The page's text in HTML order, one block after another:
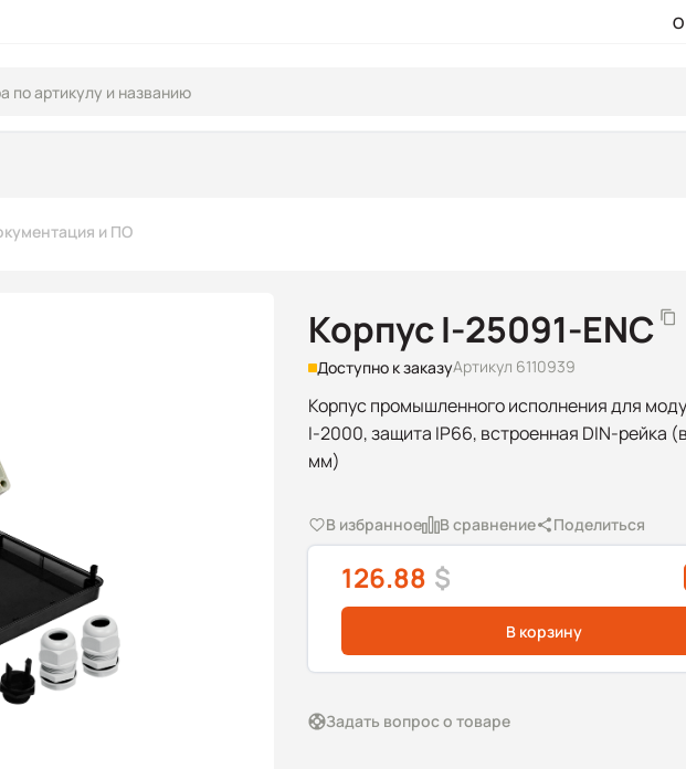
О
и ПО
Корпус I-25091-ENC
Доступно к заказуАртикул 6110939
Корпус промышленного исполнения для
I-2000, защита IP66, встроенная DIN-рейка
мм)
В избранное В сравнение Поделиться
126.88 $
В корзину
Задать вопрос о товаре